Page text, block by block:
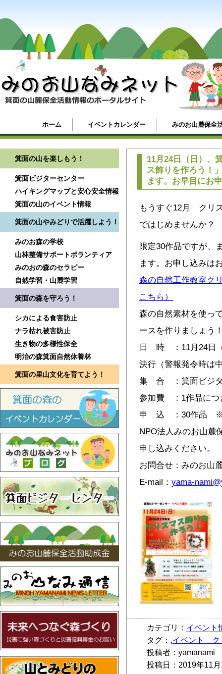
ホーム イベントカレンダー みのお山麓保全
箕面の山を楽しもう！
箕面ビジターセンター
ハイキングマップと安心安全情報
箕面の山のイベント情報
箕面の山やみどりで活躍しよう！
みのお森の学校
山林整備サポートボランティア
みのおの森のセラピー
自然学習・山麓学習
箕面の森を守ろう！
シカによる食害防止
ナラ枯れ被害防止
生き物の多様性保全
明治の森箕面自然休養林
箕面の里山文化を育てよう！
11月24日（日）、
ス飾りを作ろう！
ます。お早目にお
もうすぐ12月 クリ
ではじめませんか？
限定30作品ですが、
ます。お申し込みは
森の自然工作教室ク
こちら）
森の自然素材を使っ
ースを作りましょう
日 時 ：11月24日
決行（警報発令時は
集 合 ：箕面ビジタ
参加費 ：1作品につ
申 込 ：30作品 ※
NPO法人みのお山麓
申し込みください。
お問合せ：みのお山
E-mail： yama-
カテゴリ： イベント
タグ：,イベント
投稿者：yamanami
投稿日：2019年11